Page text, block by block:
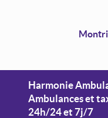
Harmonie
Ambulances et
24h/24 et 7j/7